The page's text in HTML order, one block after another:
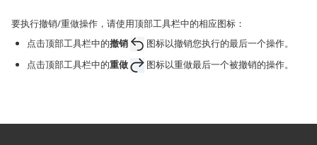
要执行撤销/重做操作，请使用顶部工具栏中的相应图标：
点击顶部工具栏中的撤销
图标以撤销您执行的最后一个操作。
点击顶部工具栏中的重做 图标以重做最后一个被撤销的操作。